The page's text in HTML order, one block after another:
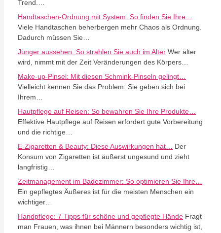
Trend.…
Handtaschen-Ordnung mit System: So finden Sie Ihre…
Viele Handtaschen beherbergen mehr Chaos als Ordnung.
Dadurch müssen Sie…
Jünger aussehen: So strahlen Sie auch im Alter Wer älter
wird, nimmt mit der Zeit Veränderungen des Körpers…
Make-up-Pinsel: Mit diesen Schmink-Pinseln gelingt…
Vielleicht kennen Sie das Problem: Sie geben sich bei
Ihrem…
Hautpflege auf Reisen: So bewahren Sie Ihre Produkte…
Effektive Hautpflege auf Reisen erfordert gute Vorbereitung
und die richtige…
E-Zigaretten & Beauty: Diese Auswirkungen hat… Der
Konsum von Zigaretten ist äußerst ungesund und zieht
langfristig…
Zeitmanagement im Badezimmer: So optimieren Sie Ihre…
Ein gepflegtes Äußeres ist für die meisten Menschen ein
wichtiger…
Handpflege: 7 Tipps für schöne und gepflegte Hände Fragt
man Frauen, was ihnen bei Männern besonders wichtig ist,